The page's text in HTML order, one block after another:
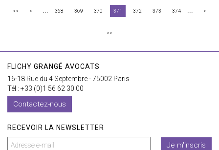
<< < ... 368 369 370 371 372 373 374 ... >
>>
FLICHY GRANGÉ AVOCATS
16-18 Rue du 4 Septembre - 75002 Paris
Tél : +33 (0)1 56 62 30 00
Contactez-nous
RECEVOIR LA NEWSLETTER
Je m'inscris